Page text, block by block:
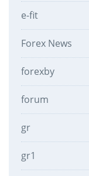
e-fit
Forex News
forexby
forum
gr
gr1